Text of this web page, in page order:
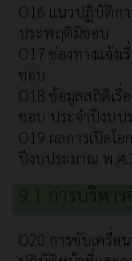
O16 แนวปฏิบัติกา
ประพฤติมิชอบ
O17 ช่องทางแจ้ง
ชอบ
O18 ข้อมูลสถิติเรื่
ชอบ ประจำปีงบป
O19 ผลการเปิดโ
ปีงบประมาณ พ.ศ
9.1 การบริหาร
O20 การขับเครื่อ